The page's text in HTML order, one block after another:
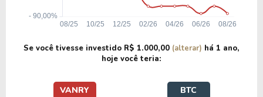
Se você tivesse investido R$ 1.000,00 (alterar) há 1 ano,
hoje você teria:
VANRY
BTC